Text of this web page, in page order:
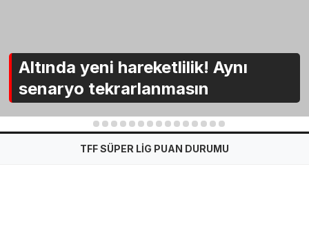
Altında yeni hareketlilik! Aynı
senaryo tekrarlanmasın
2 3 4 5 6 7 8 9 10 11 12 13 14 15
TFF SÜPER LİG PUAN DURUMU